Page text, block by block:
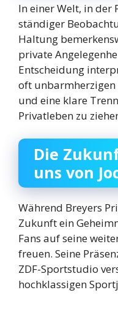
In einer Welt, in
ständiger
Haltung
private
Entscheidung
oft unbarmherzigen
und eine klare
Privatleben zu
Die
uns von
Während Breyers
Zukunft ein
Fans auf seine
freuen. Seine
ZDF-Sportstudio
hochklassigen